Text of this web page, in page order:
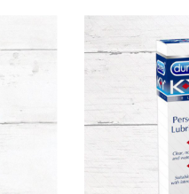
hay chăm sóc bản
đến chất lượng đỉnh